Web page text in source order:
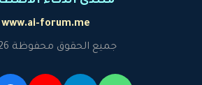
www.ai-forum.me
جميع الحقوق محفوظة 2026 ©